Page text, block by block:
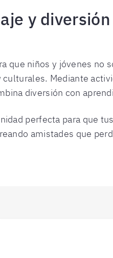
y
que niños y jóvenes no
Mediante
diversión con
perfecta para que
amistades que